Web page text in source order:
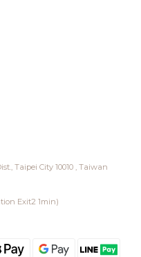
Taipei City 10010 , Taiwan
Exit2 1min)